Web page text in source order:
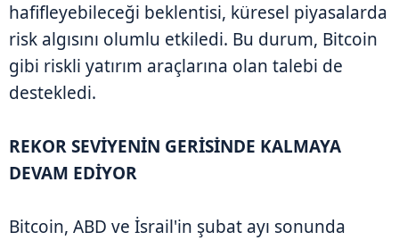
hafifleyebileceği beklentisi, küresel piyasalarda
risk algısını olumlu etkiledi. Bu durum, Bitcoin
gibi riskli yatırım araçlarına olan talebi de
destekledi.
REKOR SEVİYENİN GERİSİNDE KALMAYA
DEVAM EDİYOR
Bitcoin, ABD ve İsrail'in şubat ayı sonunda